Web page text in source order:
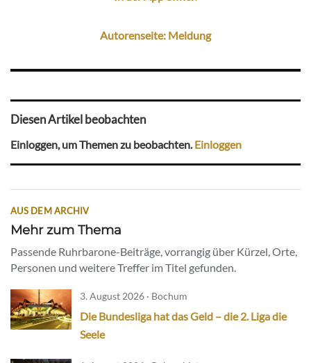
Autorenseite: Meldung
Diesen Artikel beobachten
Einloggen, um Themen zu beobachten.Einloggen
AUS DEM ARCHIV
Mehr zum Thema
Passende Ruhrbarone-Beiträge, vorrangig über Kürzel, Orte,
Personen und weitere Treffer im Titel gefunden.
3. August 2026 · Bochum
Die Bundesliga hat das Geld – die 2. Liga die
Seele